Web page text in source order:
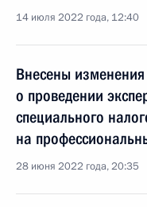
14 июля 2022 года, 12:40
Внесены
о проведении
специального
на
28 июня 2022 года, 20:35